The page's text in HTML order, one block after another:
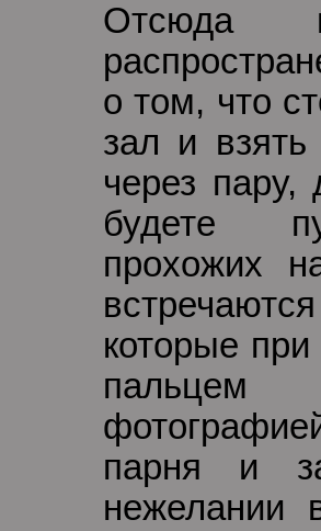
Отсюда
о том, что
зал и взять
через
будете
прохожих
которые
парня и
нежелании